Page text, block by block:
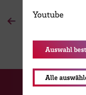
Zur
Youtube
Auswahl
Alle